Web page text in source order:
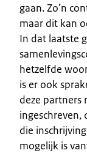
gaan. Zo’n
maar dit kan
In dat laatste
hetzelfde
is er ook
deze partners
ingeschreven,
die
mogelijk is